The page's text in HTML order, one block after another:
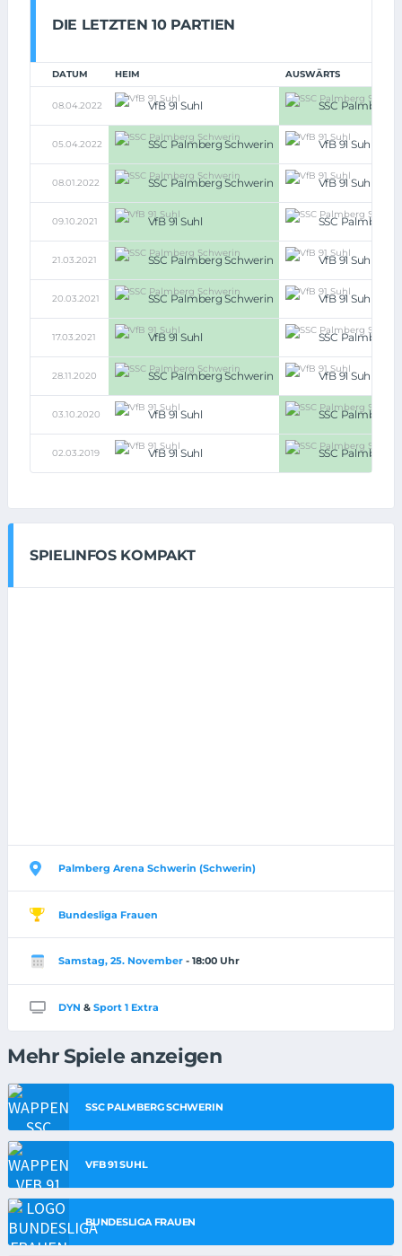
DIE LETZTEN 10 PARTIEN
DATUM HEIM AUSWÄRTS
08.04.2022 VfB 91 Suhl SSC Palmberg
05.04.2022 SSC Palmberg Schwerin VfB 91 Suhl
08.01.2022 SSC Palmberg Schwerin VfB 91 Suhl
09.10.2021 VfB 91 Suhl SSC Palmberg
21.03.2021 SSC Palmberg Schwerin VfB 91 Suhl
20.03.2021 SSC Palmberg Schwerin VfB 91 Suhl
17.03.2021 VfB 91 Suhl SSC Palmberg
28.11.2020 SSC Palmberg Schwerin VfB 91 Suhl
03.10.2020 VfB 91 Suhl SSC Palmberg
02.03.2019 VfB 91 Suhl SSC Palmberg
SPIELINFOS KOMPAKT
Palmberg Arena Schwerin (Schwerin)
Bundesliga Frauen
Samstag, 25. November - 18:00 Uhr
DYN & Sport 1 Extra
Mehr Spiele anzeigen
SSC PALMBERG SCHWERIN
VFB 91 SUHL
BUNDESLIGA FRAUEN